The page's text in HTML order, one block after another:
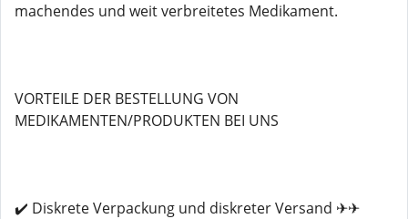
machendes und weit verbreitetes Medikament.
VORTEILE DER BESTELLUNG VON
MEDIKAMENTEN/PRODUKTEN BEI UNS
✔️ Diskrete Verpackung und diskreter Versand ✈✈